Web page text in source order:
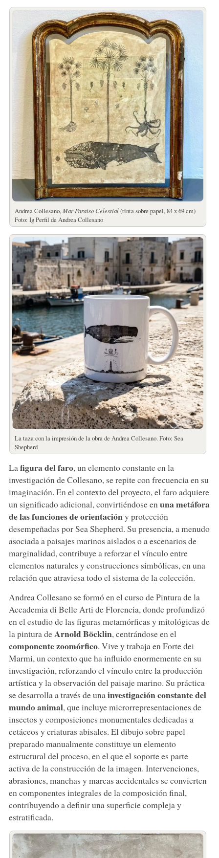
Andrea Collesano,Mar Paraíso Celestial(tinta sobre papel, 84 x 69 cm)
Foto: Ig Perfil de Andrea Collesano
La taza con la impresión de la obra de Andrea Collesano. Foto: Sea
Shepherd
La figura del faro, un elemento constante en la
investigación de Collesano, se repite con frecuencia en su
imaginación. En el contexto del proyecto, el faro adquiere
un significado adicional, convirtiéndose en una metáfora
de las funciones de orientacióny protección
desempeñadas por Sea Shepherd. Su presencia, a menudo
asociada a paisajes marinos aislados o a escenarios de
marginalidad, contribuye a reforzar el vínculo entre
elementos naturales y construcciones simbólicas, en una
relación que atraviesa todo el sistema de la colección.
Andrea Collesano se formó en el curso de Pintura de la
Accademia di Belle Arti de Florencia, donde profundizó
en el estudio de las figuras metamórficas y mitológicas de
la pintura deArnold Böcklin, centrándose en el
componente zoomórfico. Vive y trabaja en Forte dei
Marmi, un contexto que ha influido enormemente en su
investigación, reforzando el vínculo entre la producción
artística y la observación del paisaje marino. Su práctica
se desarrolla a través de una investigación constante del
mundo animal, que incluye microrrepresentaciones de
insectos y composiciones monumentales dedicadas a
cetáceos y criaturas abisales. El dibujo sobre papel
preparado manualmente constituye un elemento
estructural del proceso, en el que el soporte es parte
activa de la construcción de la imagen. Intervenciones,
abrasiones, manchas y marcas accidentales se convierten
en componentes integrales de la composición final,
contribuyendo a definir una superficie compleja y
estratificada.